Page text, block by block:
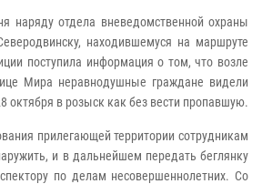
наряду отдела вневедомственной охраны
находившемуся на маршруте
поступила информация о том, что возле
Мира неравнодушные граждане видели
октября в розыск как без вести пропавшую.
прилегающей территории сотрудникам
и в дальнейшем передать беглянку
по делам несовершеннолетних. Со